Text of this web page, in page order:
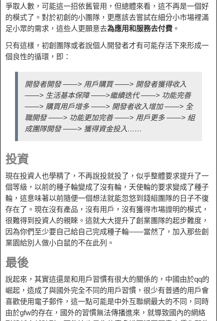
爭取人數，可能這一招依舊管用，但總體來看，這不再是一個好
的模式了。對於初創的小團隊，更應該去嘗試在細分小市場裡滿
足小眾的需求，這些人更願意去為應用和服務去付費 。
只有這樣，初創團隊或者說個人開發者才有可能存活下來形成一
個良性的循環，即：
開發者開發 ——> 用戶購買 ——> 開發者獲得收入
——> 生活基本保障 ——>繼續迭代 ——> 功能完善
——> 購買用戶增多 ——> 開發者收入增加 ——> 全
職開發 ——> 功能更加完善 ——> 用戶更多 ——> 組
成團隊開發 ——> 獲得資金投入……
投資
現在投資人也學精了，不再說投就投了，似乎整體要求提升了一
個等級，以前的種子輪變成了沒有輪，天使輪的要求變成了種子
輪，這意味著以前隨便一個想法就能忽悠到錢組團隊的日子不復
存在了。現在沒有產品，沒有用戶，沒有獲得市場證明的模式，
很難得到投資人的親睞。這就大大提升了創業團隊的起步難度，
因為你們至少要自己給自己完成種子輪——當然了，加入那些創
業園給別人做小白鼠的不在此列。
最後
說起來，其實這還是和用戶習慣有很大的關係的，中國由於qq的
崛起，造成了與國外完全不同的用戶習慣，很少有普通的用戶會
喜歡使用電子郵件，這一點可能是中外互聯網最大的不同，同時
由於gfw的存在，國外的習慣無法傳播進來，就導致國內的網絡